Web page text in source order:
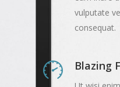
vulputate
consequat.
Blazing